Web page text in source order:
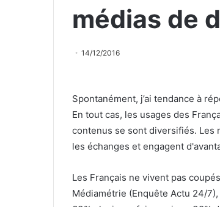
médias de
14/12/2016
Spontanément, j’ai tendance à
En tout cas, les usages des
contenus se sont diversifiés. Les
les échanges et engagent
Les Français ne vivent pas
Médiamétrie (​Enquête Actu 24/